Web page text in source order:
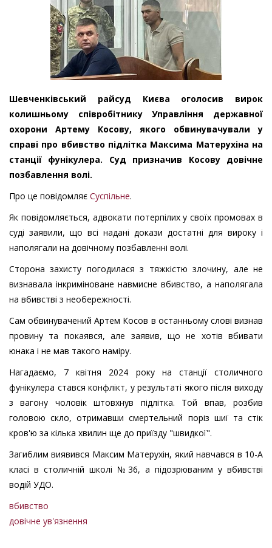
Шевченківський райсуд Києва оголосив вирок
колишньому співробітнику Управління державної
охорони Артему Косову, якого обвинувачували у
справі про вбивство підлітка Максима Матерухіна на
станції фунікулера. Суд призначив Косову довічне
позбавлення волі.
Про це повідомляє Суспільне.
Як повідомляється, адвокати потерпілих у своїх промовах в
суді заявили, що всі надані докази достатні для вироку і
наполягали на довічному позбавленні волі.
Сторона захисту погодилася з тяжкістю злочину, але не
визнавала інкриміноване навмисне вбивство, а наполягала
на вбивстві з необережності.
Сам обвинувачений Артем Косов в останньому слові визнав
провину та покаявся, але заявив, що не хотів вбивати
юнака і не мав такого наміру.
Нагадаємо, 7 квітня 2024 року на станції столичного
фунікулера стався конфлікт, у результаті якого після виходу
з вагону чоловік штовхнув підлітка. Той впав, розбив
головою скло, отримавши смертельний поріз шиї та стік
кров'ю за кілька хвилин ще до приїзду "швидкої".
Загиблим виявився Максим Матерухін, який навчався в 10-А
класі в столичній школі №36, а підозрюваним у вбивстві
водій УДО.
вбивство
довічне ув'язнення